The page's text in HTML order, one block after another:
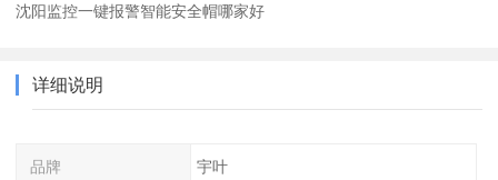
沈阳监控一键报警智能安全帽哪家好
详细说明
品牌 宇叶